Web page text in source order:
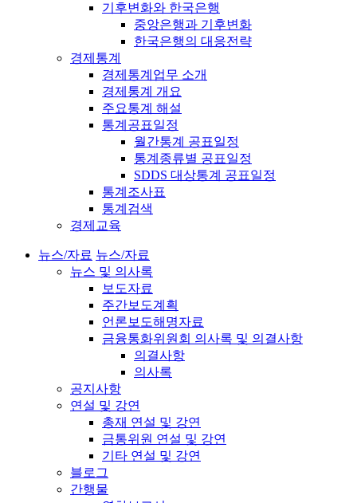
기후변화와 한국은행
중앙은행과 기후변화
한국은행의 대응전략
경제통계
경제통계업무 소개
경제통계 개요
주요통계 해설
통계공표일정
월간통계 공표일정
통계종류별 공표일정
SDDS 대상통계 공표일정
통계조사표
통계검색
경제교육
뉴스/자료 뉴스/자료
뉴스 및 의사록
보도자료
주간보도계획
언론보도해명자료
금융통화위원회 의사록 및 의결사항
의결사항
의사록
공지사항
연설 및 강연
총재 연설 및 강연
금통위원 연설 및 강연
기타 연설 및 강연
블로그
간행물